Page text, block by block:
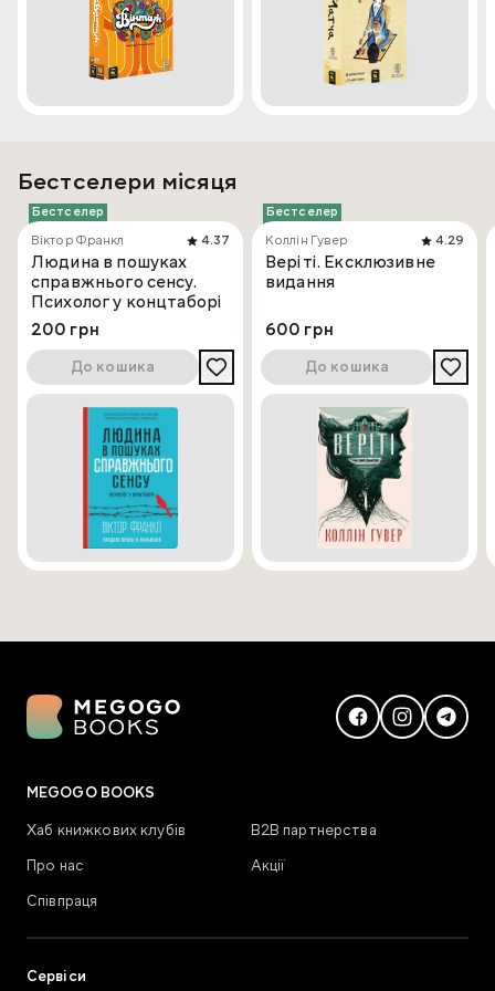
Бестселери місяця
Бестселер
Віктор Франкл
4.37
Людина в пошуках
справжнього сенсу.
Психолог у концтаборі
200 грн
До кошика
Бестселер
Коллін Гувер
4.29
Веріті. Ексклюзивне
видання
600 грн
До кошика
MEGOGO BOOKS
Хаб книжкових клубів
В2В партнерства
Про нас
Акції
Співпраця
Сервіси